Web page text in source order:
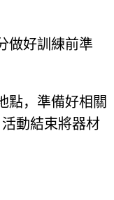
做好訓練前準
點，準備好相關
動結束將器材